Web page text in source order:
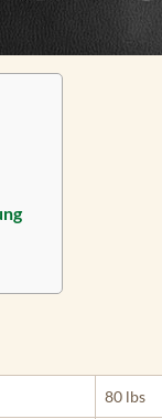
80 lbs